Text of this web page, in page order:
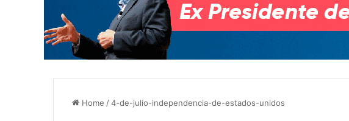
Home /4-de-julio-independencia-de-estados-unidos